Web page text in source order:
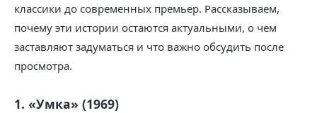
классики до современных премьер. Рассказываем,
почему эти истории остаются актуальными, о чем
заставляют задуматься и что важно обсудить после
просмотра.
1. «Умка» (1969)